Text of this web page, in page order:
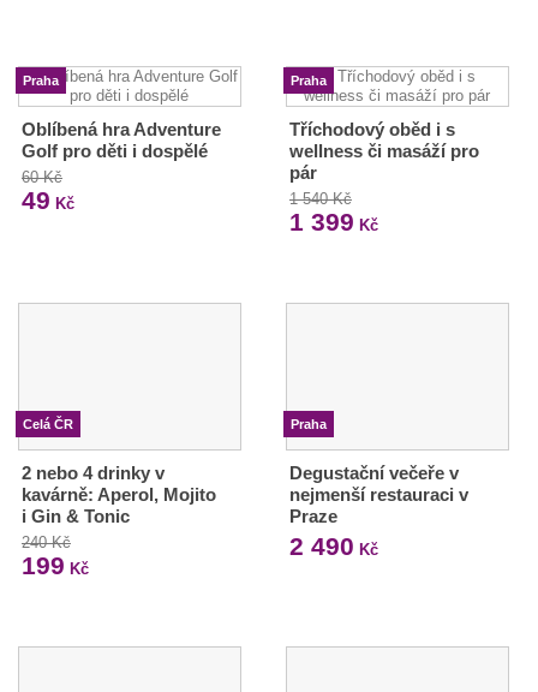
Praha
Oblíbená hra Adventure
Golf pro děti i dospělé
60 Kč
49 Kč
Praha
Tříchodový oběd i s
wellness či masáží pro
pár
1 540 Kč
1 399 Kč
Celá ČR
2 nebo 4 drinky v
kavárně: Aperol, Mojito
i Gin & Tonic
240 Kč
199 Kč
Praha
Degustační večeře v
nejmenší restauraci v
Praze
2 490 Kč